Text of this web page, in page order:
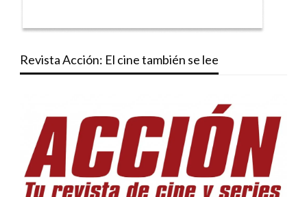
Revista Acción: El cine también se lee